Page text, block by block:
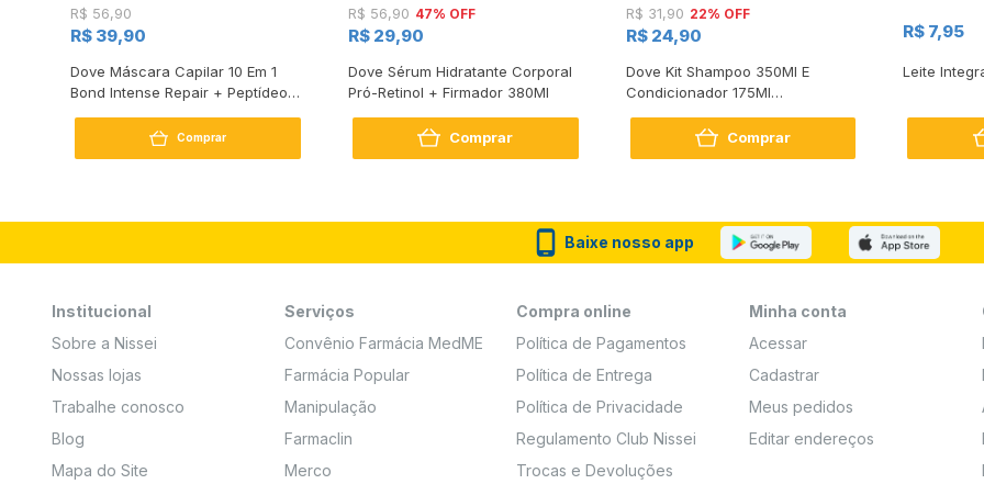
R$ 56,90
R$ 39,90
Dove Máscara Capilar 10 Em 1
Bond Intense Repair + Peptídeo
Comprar
R$ 56,90 47% OFF
R$ 29,90
Dove Sérum Hidratante Corporal
Pró-Retinol + Firmador 380Ml
Comprar
R$ 31,90 22% OFF
R$ 24,90
Dove Kit Shampoo 350Ml E
Condicionador 175Ml
Comprar
R$ 7,95
Leite
Baixe nosso app
Institucional
Sobre a Nissei
Nossas lojas
Trabalhe conosco
Blog
Mapa do Site
Serviços
Convênio Farmácia MedME
Farmácia Popular
Manipulação
Farmaclin
Merco
Compra online
Política de Pagamentos
Política de Entrega
Política de Privacidade
Regulamento Club Nissei
Trocas e Devoluções
Minha conta
Acessar
Cadastrar
Meus pedidos
Editar endereços